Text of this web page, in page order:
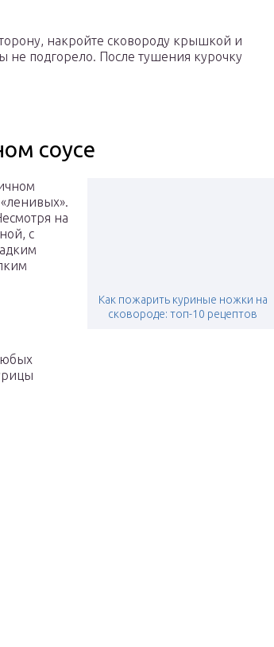
накройте сковороду крышкой и
не подгорело. После тушения курочку
соусе
Как пожарить куриные ножки на
сковороде: топ-10 рецептов
на
с